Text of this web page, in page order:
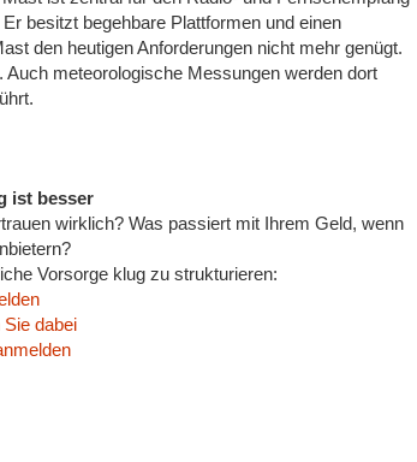
besitzt begehbare Plattformen und einen
den heutigen Anforderungen nicht mehr genügt.
meteorologische Messungen werden dort
ist besser
wirklich? Was passiert mit Ihrem Geld, wenn
Vorsorge klug zu strukturieren:
Sie dabei